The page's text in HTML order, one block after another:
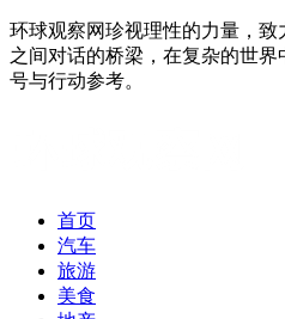
环球观察网珍视理性的力量，
之间对话的桥梁，在复杂的世
号与行动参考。
首页
汽车
旅游
美食